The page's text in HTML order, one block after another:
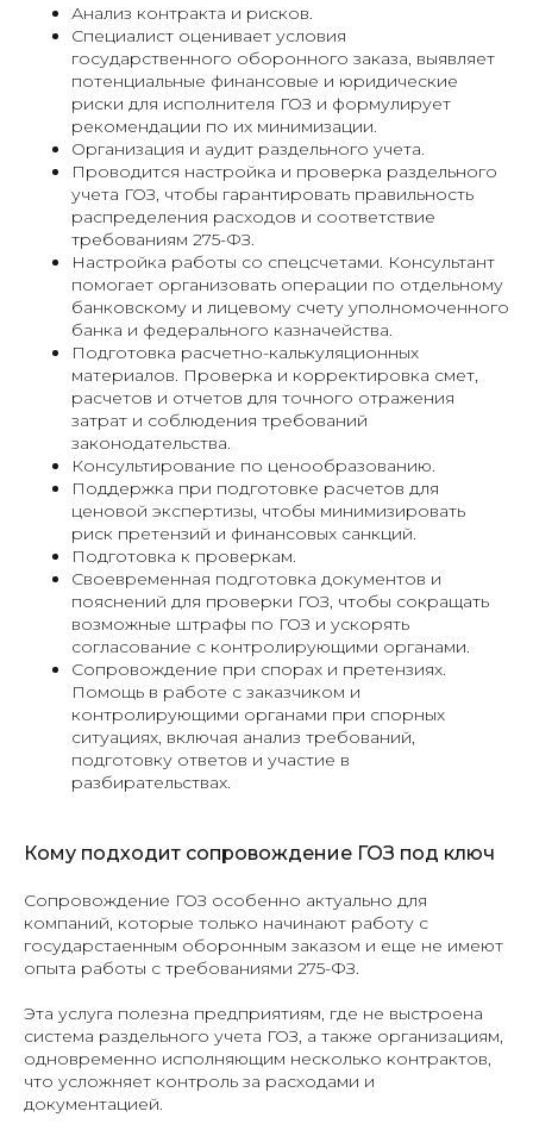
Анализ контракта и рисков.
Специалист оценивает условия
государственного оборонного заказа, выявляет
потенциальные финансовые и юридические
риски для исполнителя ГОЗ и формулирует
рекомендации по их минимизации.
Организация и аудит раздельного учета.
Проводится настройка и проверка раздельного
учета ГОЗ, чтобы гарантировать правильность
распределения расходов и соответствие
требованиям 275-ФЗ.
Настройка работы со спецсчетами. Консультант
помогает организовать операции по отдельному
банковскому и лицевому счету уполномоченного
банка и федерального казначейства.
Подготовка расчетно-калькуляционных
материалов. Проверка и корректировка смет,
расчетов и отчетов для точного отражения
затрат и соблюдения требований
законодательства.
Консультирование по ценообразованию.
Поддержка при подготовке расчетов для
ценовой экспертизы, чтобы минимизировать
риск претензий и финансовых санкций.
Подготовка к проверкам.
Своевременная подготовка документов и
пояснений для проверки ГОЗ, чтобы сокращать
возможные штрафы по ГОЗ и ускорять
согласование с контролирующими органами.
Сопровождение при спорах и претензиях.
Помощь в работе с заказчиком и
контролирующими органами при спорных
ситуациях, включая анализ требований,
подготовку ответов и участие в
разбирательствах.
Кому подходит сопровождение ГОЗ под ключ
Сопровождение ГОЗ особенно актуально для
компаний, которые только начинают работу с
государстаенным оборонным заказом и еще не имеют
опыта работы с требованиями 275-ФЗ.
Эта услуга полезна предприятиям, где не выстроена
система раздельного учета ГОЗ, а также организациям,
одновременно исполняющим несколько контрактов,
что усложняет контроль за расходами и
документацией.